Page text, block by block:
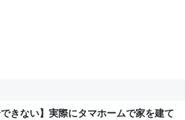
きない】実際にタマホームで家を建て